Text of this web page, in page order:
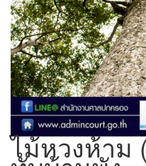
ไม้หวงห้าม